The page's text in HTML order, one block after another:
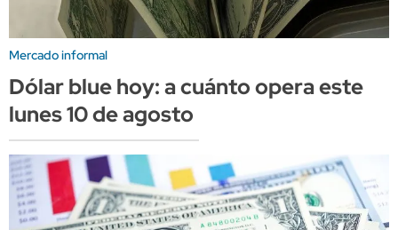
Mercado informal
Dólar blue hoy: a cuánto opera este
lunes 10 de agosto